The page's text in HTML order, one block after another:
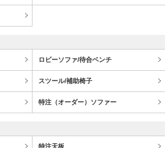
ロビーソファ/待合ベンチ
スツール/補助椅子
特注（オーダー）ソファー
特注天板